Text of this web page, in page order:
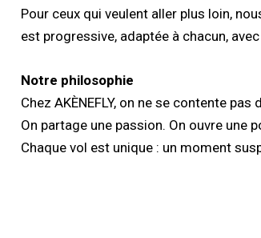
Pour ceux qui veulent aller plus loin,
est progressive, adaptée à chacun,
Notre philosophie
Chez AKÈNEFLY, on ne se contente
On partage une passion. On ouvre une
Chaque vol est unique : un moment